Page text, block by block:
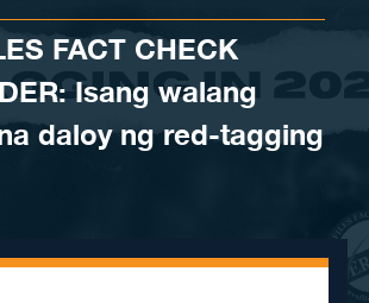
FACT CHECK
Isang walang
daloy ng red-tagging